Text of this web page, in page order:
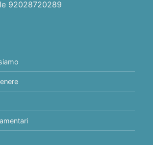
92028720289